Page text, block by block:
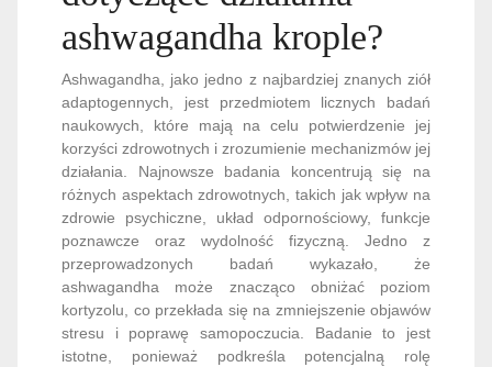
adaptogennych, jest przedmiotem licznych badań
naukowych, które mają na celu potwierdzenie jej
korzyści zdrowotnych i zrozumienie mechanizmów jej
działania. Najnowsze badania koncentrują się na
różnych aspektach zdrowotnych, takich jak wpływ na
zdrowie psychiczne, układ odpornościowy, funkcje
poznawcze oraz wydolność fizyczną. Jedno z
przeprowadzonych badań wykazało, że
ashwagandha może znacząco obniżać poziom
kortyzolu, co przekłada się na zmniejszenie objawów
stresu i poprawę samopoczucia. Badanie to jest
istotne, ponieważ podkreśla potencjalną rolę
ashwagandhy jako naturalnego wsparcia w
zarządzaniu stresem, co jest szczególnie ważne w
dzisiejszym, pełnym napięć środowisku. Kolejne
badania wykazały, że regularne stosowanie